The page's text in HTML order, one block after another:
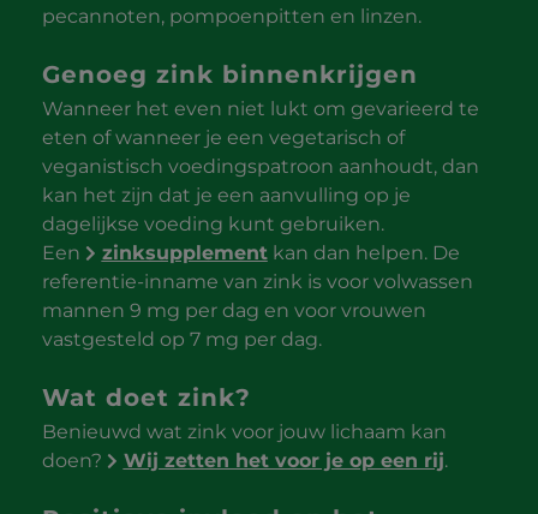
pecannoten, pompoenpitten en linzen.
Genoeg zink binnenkrijgen
Wanneer het even niet lukt om gevarieerd te
eten of wanneer je een vegetarisch of
veganistisch voedingspatroon aanhoudt, dan
kan het zijn dat je een aanvulling op je
dagelijkse voeding kunt gebruiken.
Een
zinksupplementkan dan helpen. De
referentie-inname van zink is voor volwassen
mannen 9 mg per dag en voor vrouwen
vastgesteld op 7 mg per dag.
Wat doet zink?
Benieuwd wat zink voor jouw lichaam kan
doen?
Wij zetten het voor je op een rij.